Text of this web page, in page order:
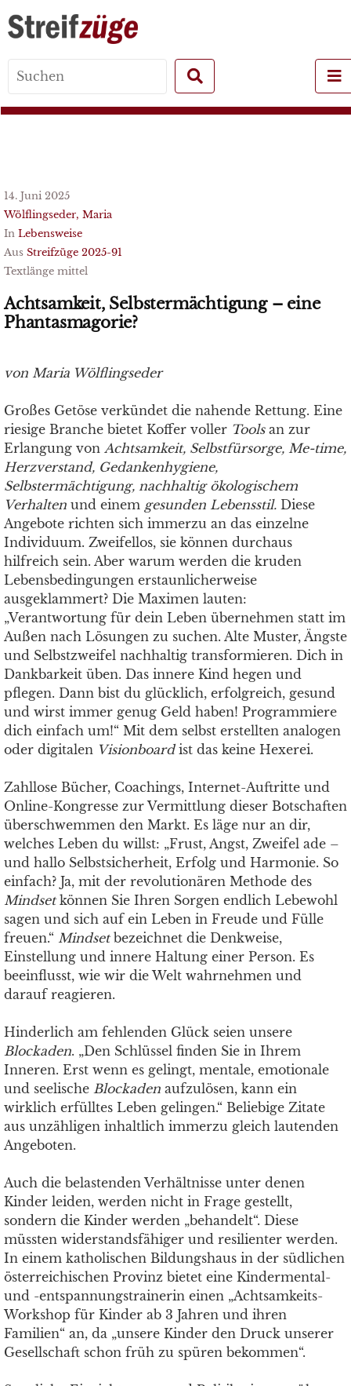
for:
14. Juni 2025
Wölflingseder, Maria
In Lebensweise
Aus Streifzüge 2025-91
Textlänge mittel
Achtsamkeit, Selbstermächtigung – eine
Phantasmagorie?
von Maria Wölflingseder
Großes Getöse verkündet die nahende Rettung. Eine
riesige Branche bietet Koffer voller Toolsan zur
Erlangung von Achtsamkeit, Selbstfürsorge, Me-time,
Herzverstand, Gedankenhygiene,
Selbstermächtigung, nachhaltig ökologischem
Verhalten und einem gesunden Lebensstil. Diese
Angebote richten sich immerzu an das einzelne
Individuum. Zweifellos, sie können durchaus
hilfreich sein. Aber warum werden die kruden
Lebensbedingungen erstaunlicherweise
ausgeklammert? Die Maximen lauten:
„Verantwortung für dein Leben übernehmen statt im
Außen nach Lösungen zu suchen. Alte Muster, Ängste
und Selbstzweifel nachhaltig transformieren. Dich in
Dankbarkeit üben. Das innere Kind hegen und
pflegen. Dann bist du glücklich, erfolgreich, gesund
und wirst immer genug Geld haben! Programmiere
dich einfach um!“ Mit dem selbst erstellten analogen
oder digitalen Visionboardist das keine Hexerei.
Zahllose Bücher, Coachings, Internet-Auftritte und
Online-Kongresse zur Vermittlung dieser Botschaften
überschwemmen den Markt. Es läge nur an dir,
welches Leben du willst: „Frust, Angst, Zweifel ade –
und hallo Selbstsicherheit, Erfolg und Harmonie. So
einfach? Ja, mit der revolutionären Methode des
Mindsetkönnen Sie Ihren Sorgen endlich Lebewohl
sagen und sich auf ein Leben in Freude und Fülle
freuen.“ Mindsetbezeichnet die Denkweise,
Einstellung und innere Haltung einer Person. Es
beeinflusst, wie wir die Welt wahrnehmen und
darauf reagieren.
Hinderlich am fehlenden Glück seien unsere
Blockaden. „Den Schlüssel finden Sie in Ihrem
Inneren. Erst wenn es gelingt, mentale, emotionale
und seelische Blockaden aufzulösen, kann ein
wirklich erfülltes Leben gelingen.“ Beliebige Zitate
aus unzähligen inhaltlich immerzu gleich lautenden
Angeboten.
Auch die belastenden Verhältnisse unter denen
Kinder leiden, werden nicht in Frage gestellt,
sondern die Kinder werden „behandelt“. Diese
müssten widerstandsfähiger und resilienter werden.
In einem katholischen Bildungshaus in der südlichen
österreichischen Provinz bietet eine Kindermental-
und -entspannungstrainerin einen „Achtsamkeits-
Workshop für Kinder ab 3 Jahren und ihren
Familien“ an, da „unsere Kinder den Druck unserer
Gesellschaft schon früh zu spüren bekommen“.